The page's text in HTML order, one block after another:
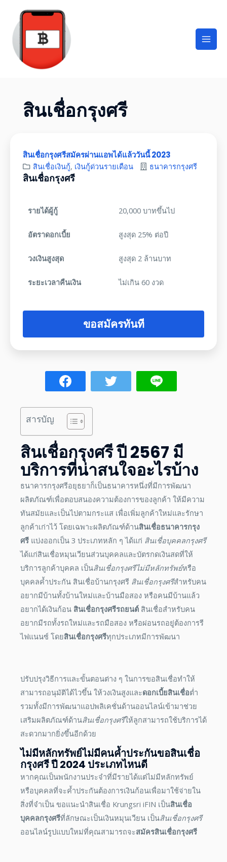
สินเชื่อกรุงศรี
สินเชื่อกรุงศรีสมัครผ่านแอพได้แล้ววันนี้ 2023
สินเชื่อเงินกู้, เงินกู้ด่วนรายเดือน ธนาคารกรุงศรี
สินเชื่อกรุงศรี
รายได้ผู้กู้ 20,000 บาทขึ้นไป
อัตราดอกเบี้ย สูงสุด 25% ต่อปี
วงเงินสูงสุด สูงสุด 2 ล้านบาท
ระยะเวลาคืนเงิน ไม่เกิน 60 งวด
ขอสมัครทันที
สารบัญ
สินเชื่อกรุงศรีปี2567 มี
บริการที่น่าสนใจอะไรบ้าง
ธนาคารกรุงศรีอยุธยาก็เป็นธนาคารหนึ่งที่มีการพัฒนา
ผลิตภัณฑ์เพื่อตอบสนองความต้องการของลูกค้า ให้มีความ
ทันสมัยและเป็นไปตามกระแส เพื่อเพิ่มลูกค้าใหม่และรักษา
ลูกค้าเก่าไว้ โดยเฉพาะผลิตภัณฑ์ด้านสินเชื่อธนาคารกรุง
ศรี แบ่งออกเป็น 3 ประเภทหลัก ๆ ได้แก่ สินเชื่อบุคคลกรุงศรี
ได้แก่สินเชื่อหมุนเวียนส่วนบุคคลและบัตรกดเงินสดที่ให้
บริการลูกค้าบุคคล เป็นสินเชื่อกรุงศรีไม่มีหลักทรัพย์หรือ
บุคคลค้ำประกัน สินเชื่อบ้านกรุงศรี สินเชื่อกรุงศรีสำหรับคน
อยากมีบ้านทั้งบ้านใหม่และบ้านมือสอง หรือคนมีบ้านแล้ว
อยากได้เงินก้อน สินเชื่อกรุงศรีรถยนต์ สินเชื่อสำหรับคน
อยากมีรถทั้งรถใหม่และรถมือสอง หรือผ่อนรถอยู่ต้องการรี
ไฟแนนซ์ โดยสินเชื่อกรุงศรีทุกประเภทมีการพัฒนา
ปรับปรุงวิธีการและขั้นตอนต่าง ๆ ในการขอสินเชื่อทำให้
สามารถอนุมัติได้ไวขึ้น ให้วงเงินสูงและดอกเบี้ยสินเชื่อต่ำ
รวมทั้งมีการพัฒนาแอปพลิเคชั่นด้านออนไลน์เข้ามาช่วย
เสริมผลิตภัณฑ์ด้านสินเชื่อกรุงศรีให้ลูกสามารถใช้บริการได้
สะดวกมากยิ่งขึ้นอีกด้วย
ไม่มีหลักทรัพย์ไม่มีคนค้ำประกันขอสินเชื่อ
กรุงศรีปี2024 ประเภทไหนดี
หากคุณเป็นพนักงานประจำที่มีรายได้แต่ไม่มีหลักทรัพย์
หรือบุคคลที่จะค้ำประกันต้องการเงินก้อนเพื่อมาใช้จ่ายใน
สิ่งที่จำเป็น ขอแนะนำสินเชื่อ Krungsri iFIN เป็นสินเชื่อ
บุคคลกรุงศรีที่ลักษณะเป็นเงินหมุนเวียน เป็นสินเชื่อกรุงศรี
ออนไลน์รูปแบบใหม่ที่คุณสามารถจะสมัครสินเชื่อกรุงศรี